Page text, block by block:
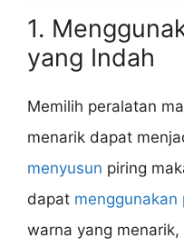
1.
yang Indah
Memilih peralatan
menarik dapat
menyusun piring
dapat menggunakan
warna yang